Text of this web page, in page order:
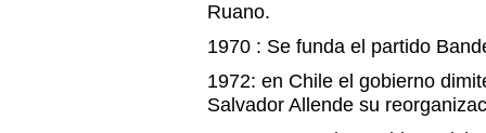
Ruano.
1970 : Se funda el partido
1972: en Chile el gobierno
Salvador Allende su